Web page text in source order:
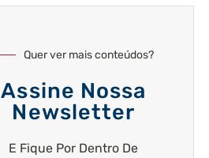
Quer ver mais conteúdos?
Assine Nossa
Newsletter
E Fique Por Dentro De